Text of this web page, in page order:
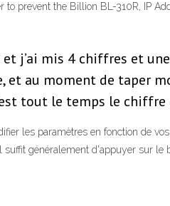
prevent the Billion BL-310R, IP
j’ai mis 4 chiffres et
au moment de taper
tout le temps le chiffre
les paramètres en fonction de
généralement d'appuyer sur